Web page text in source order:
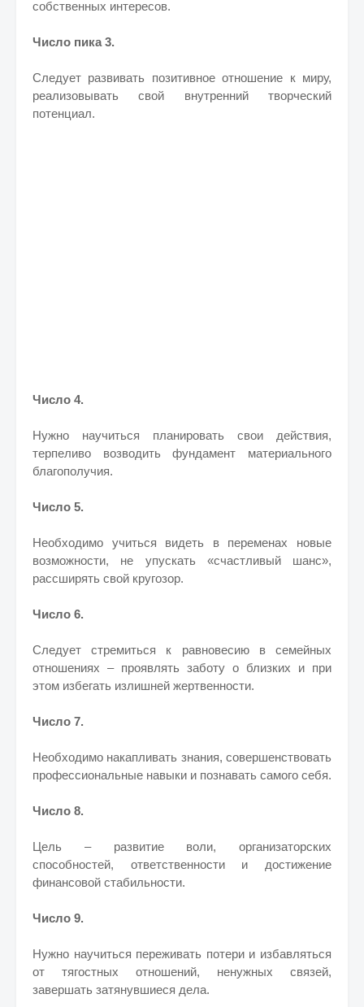
собственных интересов.
Число пика 3.
Следует развивать позитивное отношение к миру,
реализовывать свой внутренний творческий
потенциал.
Число 4.
Нужно научиться планировать свои действия,
терпеливо возводить фундамент материального
благополучия.
Число 5.
Необходимо учиться видеть в переменах новые
возможности, не упускать «счастливый шанс»,
рассширять свой кругозор.
Число 6.
Следует стремиться к равновесию в семейных
отношениях – проявлять заботу о близких и при
этом избегать излишней жертвенности.
Число 7.
Необходимо накапливать знания, совершенствовать
профессиональные навыки и познавать самого себя.
Число 8.
Цель – развитие воли, организаторских
способностей, ответственности и достижение
финансовой стабильности.
Число 9.
Нужно научиться переживать потери и избавляться
от тягостных отношений, ненужных связей,
завершать затянувшиеся дела.